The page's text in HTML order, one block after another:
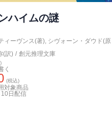
ハイムの謎
ィーヴンス(著), シヴォーン・ダウド(原
(訳) / 創元推理文庫
)
く
(税込)
対象商品
日 配信